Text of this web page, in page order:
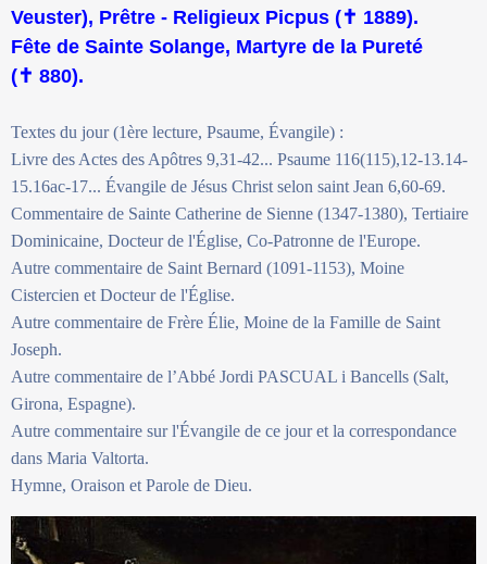
Veuster), Prêtre - Religieux Picpus (✝ 1889).
Fête de Sainte Solange, Martyre de la Pureté
(✝ 880).
Textes du jour (1ère lecture, Psaume, Évangile) :
Livre des Actes des Apôtres 9,31-42... Psaume 116(115),12-13.14-
15.16ac-17... Évangile de Jésus Christ selon saint Jean 6,60-69.
Commentaire de Sainte Catherine de Sienne (1347-1380), Tertiaire
Dominicaine, Docteur de l'Église, Co-Patronne de l'Europe.
Autre commentaire de Saint Bernard (1091-1153), Moine
Cistercien et Docteur de l'Église.
Autre commentaire de Frère Élie, Moine de la Famille de Saint
Joseph.
Autre commentaire de l’Abbé Jordi PASCUAL i Bancells (Salt,
Girona, Espagne).
Autre commentaire sur l'Évangile de ce jour et la correspondance
dans Maria Valtorta.
Hymne, Oraison et Parole de Dieu.